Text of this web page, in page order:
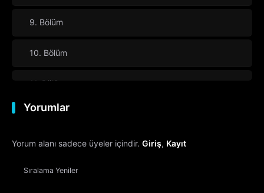
9. Bölüm
10. Bölüm
11. Bölüm
12. Bölüm
13. Bölüm
14. Bölüm
Yorumlar
Yorum alanı sadece üyeler içindir. Giriş, Kayıt
Sıralama Yeniler